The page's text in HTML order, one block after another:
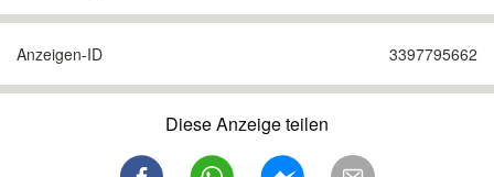
Anzeigen-ID 3397795662
Diese Anzeige teilen